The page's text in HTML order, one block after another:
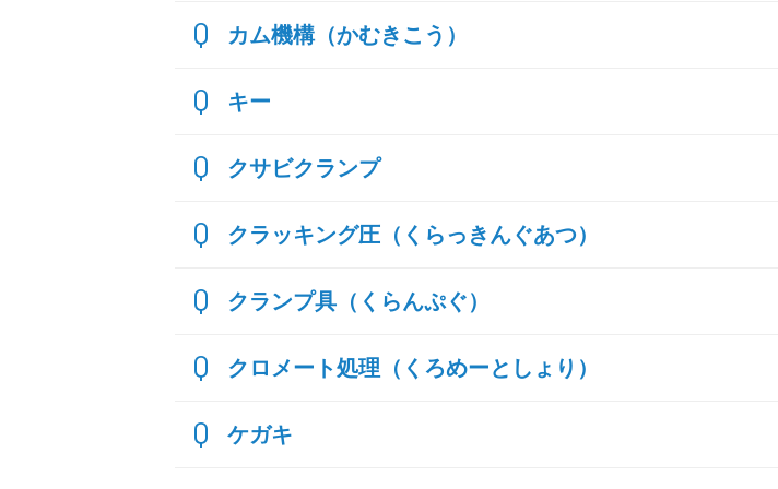
カム機構（かむきこう）
キー
クサビクランプ
クラッキング圧（くらっきんぐあつ）
クランプ具（くらんぷぐ）
クロメート処理（くろめーとしょり）
ケガキ